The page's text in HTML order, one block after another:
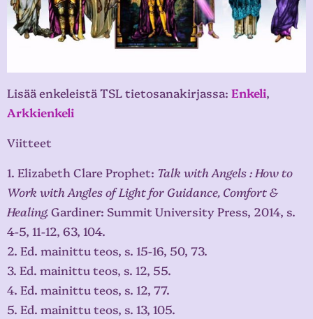
Lisää enkeleistä TSL tietosanakirjassa: Enkeli,
Arkkienkeli
Viitteet
1. Elizabeth Clare Prophet: Talk with Angels : How to
Work with Angles of Light for Guidance, Comfort &
Healing.Gardiner: Summit University Press, 2014, s.
4-5, 11-12, 63, 104.
2. Ed. mainittu teos, s. 15-16, 50, 73.
3. Ed. mainittu teos, s. 12, 55.
4. Ed. mainittu teos, s. 12, 77.
5. Ed. mainittu teos, s. 13, 105.